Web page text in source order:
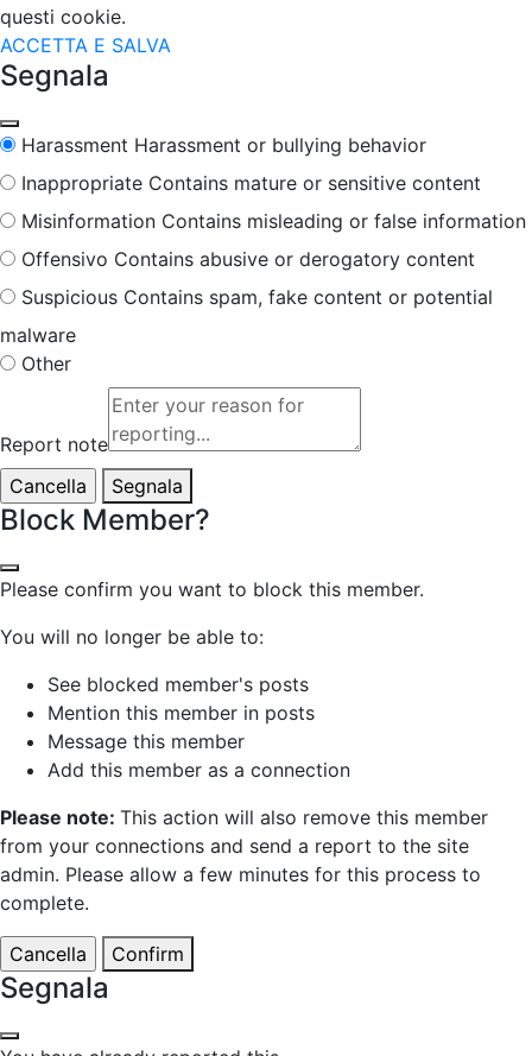
questi cookie.
ACCETTA E SALVA
Segnala
Harassment Harassment or bullying behavior
Inappropriate Contains mature or sensitive content
Misinformation Contains misleading or false information
Offensivo Contains abusive or derogatory content
Suspicious Contains spam, fake content or potential
malware
Other
Report note
Segnala
Block Member?
Please confirm you want to block this member.
You will no longer be able to:
See blocked member's posts
Mention this member in posts
Message this member
Add this member as a connection
Please note: This action will also remove this member
from your connections and send a report to the site
admin. Please allow a few minutes for this process to
complete.
Confirm
Segnala